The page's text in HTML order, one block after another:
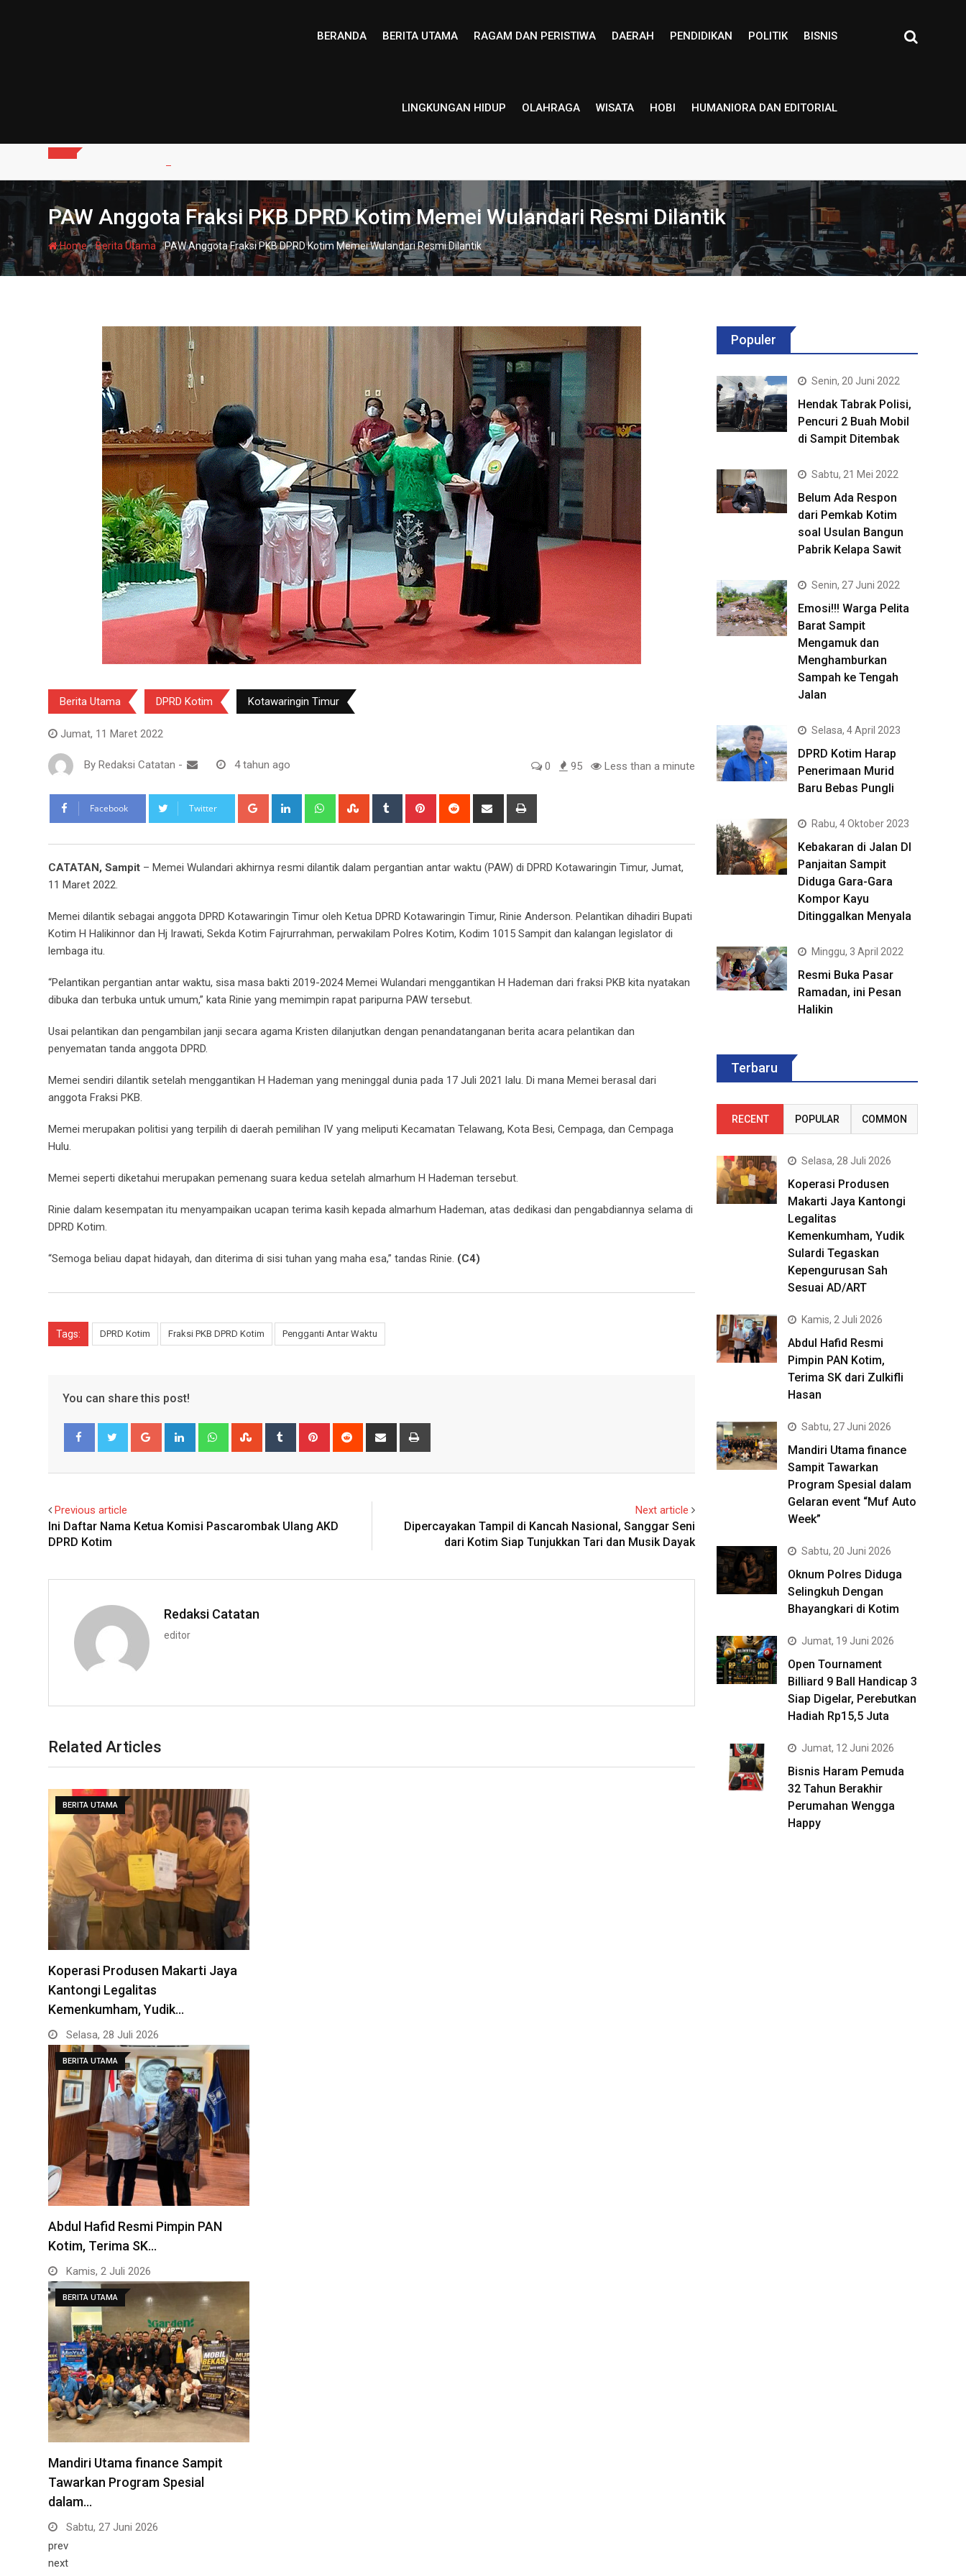
BERANDA BERITA UTAMA RAGAM DAN PERISTIWA DAERAH PENDIDIKAN POLITIK BISNIS
LINGKUNGAN HIDUP OLAHRAGA WISATA HOBI HUMANIORA DAN EDITORIAL
PAW Anggota Fraksi PKB DPRD Kotim Memei Wulandari Resmi Dilantik
Home-Berita Utama-PAW Anggota Fraksi PKB DPRD Kotim Memei Wulandari Resmi Dilantik
Berita Utama DPRD Kotim Kotawaringin Timur
Jumat, 11 Maret 2022
By Redaksi Catatan - 4 tahun ago 0 95 Less than a minute
Facebook Twitter Google+ LinkedIn WhatsappStumbleUpon
Tumblr Pinterest Reddit
Share
CATATAN, Sampit – Memei Wulandari akhirnya resmi dilantik dalam pergantian antar waktu (PAW) di DPRD Kotawaringin Timur, Jumat,
11 Maret 2022.
Memei dilantik sebagai anggota DPRD Kotawaringin Timur oleh Ketua DPRD Kotawaringin Timur, Rinie Anderson. Pelantikan dihadiri Bupati
Kotim H Halikinnor dan Hj Irawati, Sekda Kotim Fajrurrahman, perwakilam Polres Kotim, Kodim 1015 Sampit dan kalangan legislator di
lembaga itu.
“Pelantikan pergantian antar waktu, sisa masa bakti 2019-2024 Memei Wulandari menggantikan H Hademan dari fraksi PKB kita nyatakan
dibuka dan terbuka untuk umum,” kata Rinie yang memimpin rapat paripurna PAW tersebut.
Usai pelantikan dan pengambilan janji secara agama Kristen dilanjutkan dengan penandatanganan berita acara pelantikan dan
penyematan tanda anggota DPRD.
Memei sendiri dilantik setelah menggantikan H Hademan yang meninggal dunia pada 17 Juli 2021 lalu. Di mana Memei berasal dari
anggota Fraksi PKB.
Memei merupakan politisi yang terpilih di daerah pemilihan IV yang meliputi Kecamatan Telawang, Kota Besi, Cempaga, dan Cempaga
Hulu.
Memei seperti diketahui merupakan pemenang suara kedua setelah almarhum H Hademan tersebut.
Rinie dalam kesempatan itu menyampaikan ucapan terima kasih kepada almarhum Hademan, atas dedikasi dan pengabdiannya selama di
DPRD Kotim.
“Semoga beliau dapat hidayah, dan diterima di sisi tuhan yang maha esa,” tandas Rinie. (C4)
Tags: DPRD Kotim Fraksi PKB DPRD Kotim Pengganti Antar Waktu
You can share this post!
Google+ LinkedIn WhatsappStumbleUpon
Tumblr Pinterest Reddit
Share
Previous article
Ini Daftar Nama Ketua Komisi Pascarombak Ulang AKD
DPRD Kotim
Next article
Dipercayakan Tampil di Kancah Nasional, Sanggar Seni
dari Kotim Siap Tunjukkan Tari dan Musik Dayak
Redaksi Catatan
editor
Related Articles
BERITA UTAMA
Koperasi Produsen Makarti Jaya
Kantongi Legalitas
Kemenkumham, Yudik…
Selasa, 28 Juli 2026
BERITA UTAMA
Abdul Hafid Resmi Pimpin PAN
Kotim, Terima SK…
Kamis, 2 Juli 2026
BERITA UTAMA
Mandiri Utama finance Sampit
Tawarkan Program Spesial
dalam…
Sabtu, 27 Juni 2026
prev
next
Populer
Senin, 20 Juni 2022
Hendak Tabrak Polisi,
Pencuri 2 Buah Mobil
di Sampit Ditembak
Sabtu, 21 Mei 2022
Belum Ada Respon
dari Pemkab Kotim
soal Usulan Bangun
Pabrik Kelapa Sawit
Senin, 27 Juni 2022
Emosi!!! Warga Pelita
Barat Sampit
Mengamuk dan
Menghamburkan
Sampah ke Tengah
Jalan
Selasa, 4 April 2023
DPRD Kotim Harap
Penerimaan Murid
Baru Bebas Pungli
Rabu, 4 Oktober 2023
Kebakaran di Jalan DI
Panjaitan Sampit
Diduga Gara-Gara
Kompor Kayu
Ditinggalkan Menyala
Minggu, 3 April 2022
Resmi Buka Pasar
Ramadan, ini Pesan
Halikin
Terbaru
RECENT POPULAR COMMON
Selasa, 28 Juli 2026
Koperasi Produsen
Makarti Jaya Kantongi
Legalitas
Kemenkumham, Yudik
Sulardi Tegaskan
Kepengurusan Sah
Sesuai AD/ART
Kamis, 2 Juli 2026
Abdul Hafid Resmi
Pimpin PAN Kotim,
Terima SK dari Zulkifli
Hasan
Sabtu, 27 Juni 2026
Mandiri Utama finance
Sampit Tawarkan
Program Spesial dalam
Gelaran event “Muf Auto
Week”
Sabtu, 20 Juni 2026
Oknum Polres Diduga
Selingkuh Dengan
Bhayangkari di Kotim
Jumat, 19 Juni 2026
Open Tournament
Billiard 9 Ball Handicap 3
Siap Digelar, Perebutkan
Hadiah Rp15,5 Juta
Jumat, 12 Juni 2026
Bisnis Haram Pemuda
32 Tahun Berakhir
Perumahan Wengga
Happy